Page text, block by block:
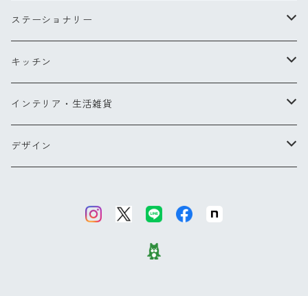
チークブラシ
ミラー
ヘアアクセサリー
リングS
リングM
ペンダント
ピアス
スカーフ
バッグ・ポーチ
バッグ
ポーチ
お財布・コインケース
メガネケース他
ステーショナリー
ペン
ポストカード
カードケース
キッチン
キッチンツール
エプロン
インテリア・生活雑貨
ブランケット
デザイン